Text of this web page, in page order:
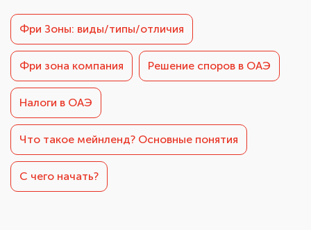
Фри Зоны: виды/типы/отличия
Фри зона компания Решение споров в ОАЭ
Налоги в ОАЭ
Что такое мейнленд? Основные понятия
С чего начать?